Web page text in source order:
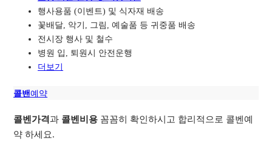
행사용품 (이벤트) 및 식자재 배송
꽃배달, 악기, 그림, 예술품 등 귀중품 배송
전시장 행사 및 철수
병원 입, 퇴원시 안전운행
더보기
콜밴예약
콜벤가격과 콜벤비용 꼼꼼히 확인하시고 합리적으로 콜벤예
약 하세요.